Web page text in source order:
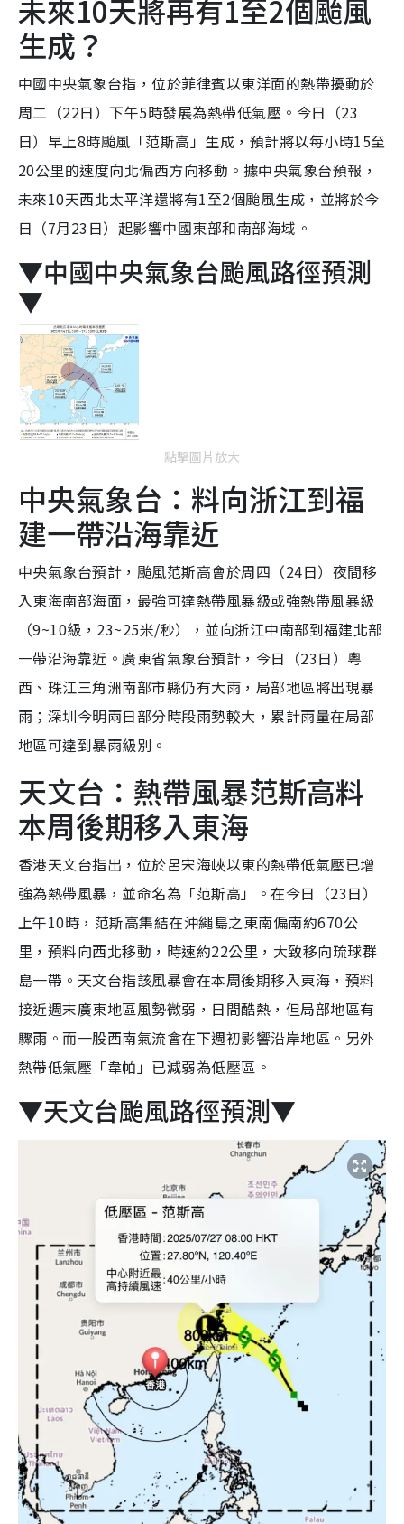
未來10天將再有1至2個颱風
生成？
中國中央氣象台指，位於菲律賓以東洋面的熱帶擾動於
周二（22日）下午5時發展為熱帶低氣壓。今日（23
日）早上8時颱風「范斯高」生成，預計將以每小時15至
20公里的速度向北偏西方向移動。據中央氣象台預報，
未來10天西北太平洋還將有1至2個颱風生成，並將於今
日（7月23日）起影響中國東部和南部海域。
▼中國中央氣象台颱風路徑預測
▼
點擊圖片放大
中央氣象台：料向浙江到福
建一帶沿海靠近
中央氣象台預計，颱風范斯高會於周四（24日）夜間移
入東海南部海面，最強可達熱帶風暴級或強熱帶風暴級
（9~10級，23~25米/秒），並向浙江中南部到福建北部
一帶沿海靠近。廣東省氣象台預計，今日（23日）粵
西、珠江三角洲南部市縣仍有大雨，局部地區將出現暴
雨；深圳今明兩日部分時段雨勢較大，累計雨量在局部
地區可達到暴雨級別。
天文台：熱帶風暴范斯高料
本周後期移入東海
香港天文台指出，位於呂宋海峽以東的熱帶低氣壓已增
強為熱帶風暴，並命名為「范斯高」。在今日（23日）
上午10時，范斯高集結在沖繩島之東南偏南約670公
里，預料向西北移動，時速約22公里，大致移向琉球群
島一帶。天文台指該風暴會在本周後期移入東海，預料
接近週末廣東地區風勢微弱，日間酷熱，但局部地區有
驟雨。而一股西南氣流會在下週初影響沿岸地區。另外
熱帶低氣壓「韋帕」已減弱為低壓區。
▼天文台颱風路徑預測▼